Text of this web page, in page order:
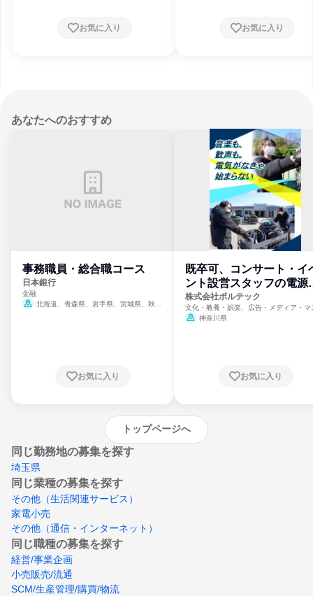
お気に入り お気に入り
あなたへのおすすめ
事務職員・総合職コース
日本銀行
金融
北海道、青森県、岩手県、宮城県、秋田
崎県、熊本県、大分県、宮崎県、鹿児島県、
お気に入り
既卒可、コンサート・イ
ント設営スタッフの電源
門
株式会社ボルテック
文化・教養・娯楽、広告・メディア・マ
ミ、電力・ガス・水道・エネルギー
神奈川県
お気に入り
トップページへ
同じ勤務地の募集を探す
埼玉県
同じ業種の募集を探す
その他（生活関連サービス）
家電小売
その他（通信・インターネット）
同じ職種の募集を探す
経営/事業企画
小売販売/流通
SCM/生産管理/購買/物流